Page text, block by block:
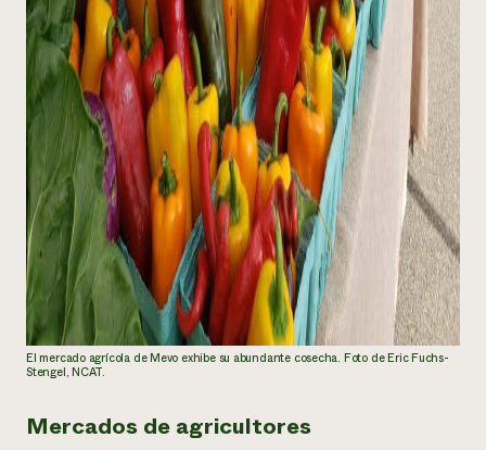
El mercado agrícola de Mevo exhibe su abundante cosecha. Foto de Eric Fuchs-
Stengel, NCAT.
Mercados de agricultores